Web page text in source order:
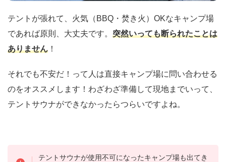
テントが張れて、火気（BBQ・焚き火）OKなキャンプ場
であれば原則、大丈夫です。 突然いっても断られたことは
ありません ！
それでも不安だ！って人は直接キャンプ場に問い合わせる
のをオススメします！わざわざ準備して現地までいって、
テントサウナができなかったらつらいですよね。
テントサウナが使用不可になったキャンプ場も出てき